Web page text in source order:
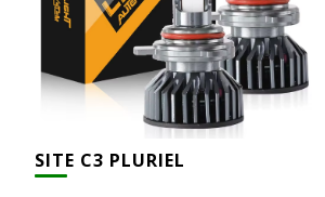
SITE C3 PLURIEL